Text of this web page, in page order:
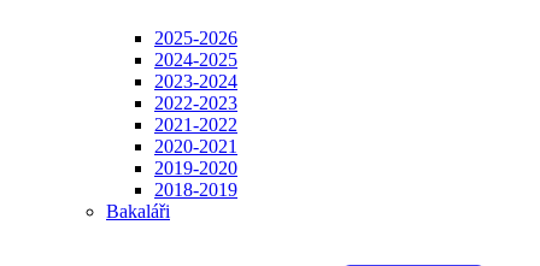
2025-2026
2024-2025
2023-2024
2022-2023
2021-2022
2020-2021
2019-2020
2018-2019
Bakaláři